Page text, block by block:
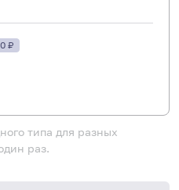
₽
типа для разных
раз.